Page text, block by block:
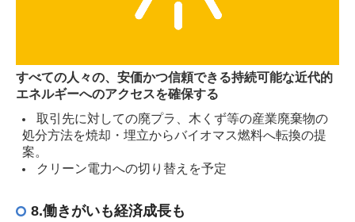
すべての人々の、安価かつ信頼できる持続可能な近代的
エネルギーへのアクセスを確保する
取引先に対しての廃プラ、木くず等の産業廃棄物の
処分方法を焼却・埋立からバイオマス燃料へ転換の提
案。
クリーン電力への切り替えを予定
8.働きがいも経済成長も